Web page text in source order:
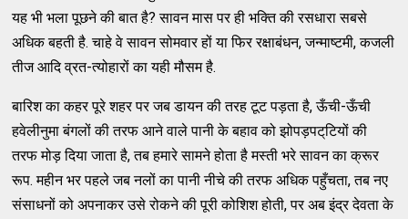
यह भी भला पूछने की बात है? सावन मास पर ही भक्ति की रसधारा सबसे
अधिक बहती है. चाहे वे सावन सोमवार हों या फिर रक्षाबंधन, जन्माष्टमी, कजली
तीज आदि व्रत-त्योहारों का यही मौसम है.
बारिश का कहर पूरे शहर पर जब डायन की तरह टूट पड़ता है, ऊँची-ऊँची
हवेलीनुमा बंगलों की तरफ आने वाले पानी के बहाव को झोपड़पट्‌टियों की
तरफ मोड़ दिया जाता है, तब हमारे सामने होता है मस्ती भरे सावन का क्रूर
रूप. महीन भर पहले जब नलों का पानी नीचे की तरफ अधिक पहुँचता, तब नए
संसाधनों को अपनाकर उसे रोकने की पूरी कोशिश होती, पर अब इंद्र देवता के